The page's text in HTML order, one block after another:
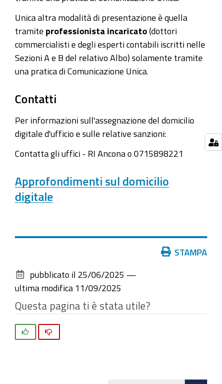
Unica altra modalità di presentazione è quella
tramite professionista incaricato (dottori
commercialisti e degli esperti contabili iscritti nelle
Sezioni A e B del relativo Albo) solamente tramite
una pratica di Comunicazione Unica.
Contatti
Per informazioni sull'assegnazione del domicilio
digitale d'ufficio e sulle relative sanzioni:
Contatta gli uffici - RI Ancona o 0715898221
Approfondimenti sul domicilio
digitale
documento
STAMPA
pubblicato il 25/06/2025 —
ultima modifica 11/09/2025
Questa pagina ti è stata utile?